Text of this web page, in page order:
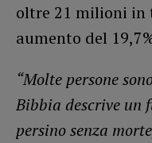
oltre 21 milioni in
aumento del
“Molte persone
Bibbia descrive un
persino senza